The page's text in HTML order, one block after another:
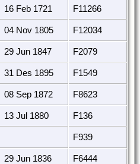
16 Feb 1721 F11266
04 Nov 1805 F12034
29 Jun 1847 F2079
31 Des 1895 F1549
08 Sep 1872 F8623
13 Jul 1880 F136
F939
29 Jun 1836 F6444